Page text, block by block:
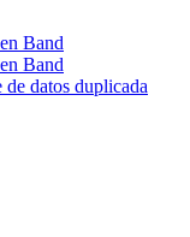
Band
Band
datos duplicada